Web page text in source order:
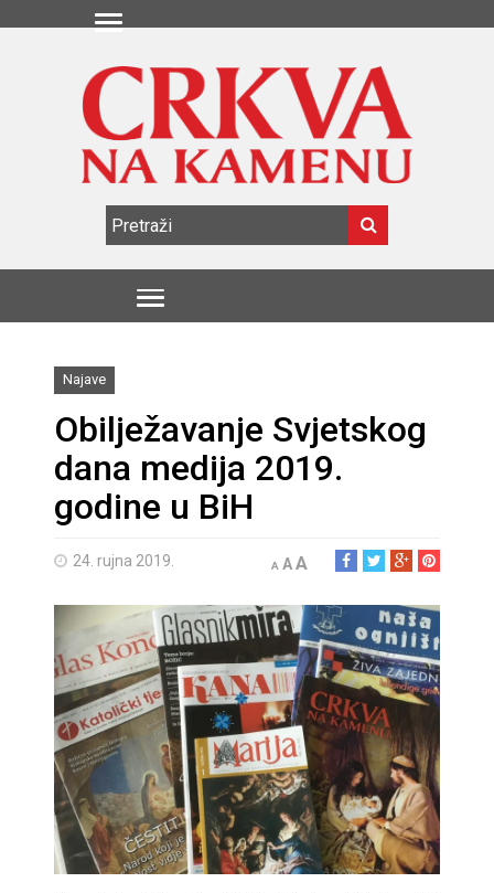
Najave
Obilježavanje Svjetskog
dana medija 2019.
godine u BiH
24. rujna 2019. A AA